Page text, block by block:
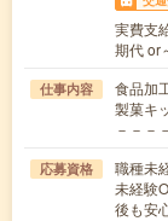
実費支
期代 or
仕事内容
食品加
製菓キ
－－－
応募資格
職種未
未経験
後も安